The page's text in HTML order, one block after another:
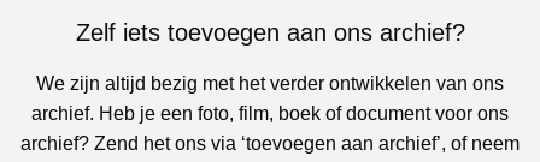
Zelf iets toevoegen aan ons archief?
We zijn altijd bezig met het verder ontwikkelen van ons
archief. Heb je een foto, film, boek of document voor ons
archief? Zend het ons via ‘toevoegen aan archief’, of neem